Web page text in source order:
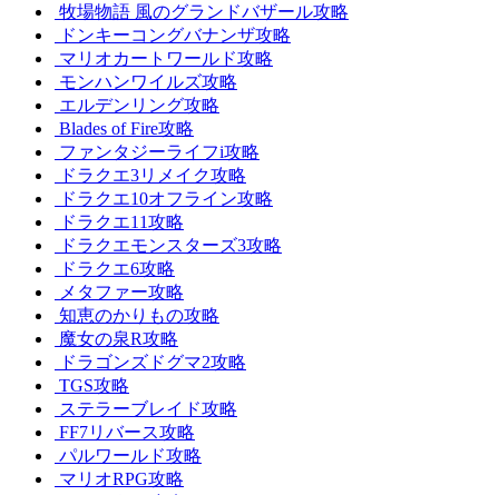
牧場物語 風のグランドバザール攻略
ドンキーコングバナンザ攻略
マリオカートワールド攻略
モンハンワイルズ攻略
エルデンリング攻略
Blades of Fire攻略
ファンタジーライフi攻略
ドラクエ3リメイク攻略
ドラクエ10オフライン攻略
ドラクエ11攻略
ドラクエモンスターズ3攻略
ドラクエ6攻略
メタファー攻略
知恵のかりもの攻略
魔女の泉R攻略
ドラゴンズドグマ2攻略
TGS攻略
ステラーブレイド攻略
FF7リバース攻略
パルワールド攻略
マリオRPG攻略